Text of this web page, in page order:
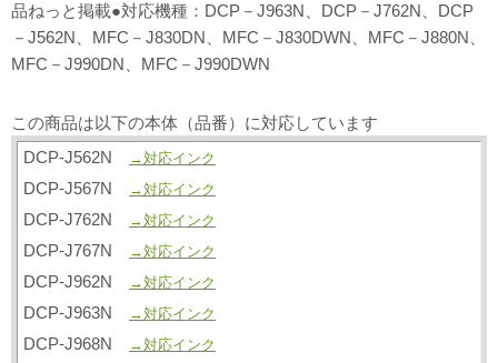
品ねっと掲載●対応機種：DCP－J963N、DCP－J762N、DCP
－J562N、MFC－J830DN、MFC－J830DWN、MFC－J880N、
MFC－J990DN、MFC－J990DWN
この商品は以下の本体（品番）に対応しています
DCP-J562N
→対応インク
DCP-J567N →対応インク
DCP-J762N →対応インク
DCP-J767N →対応インク
DCP-J962N →対応インク
DCP-J963N →対応インク
DCP-J968N →対応インク